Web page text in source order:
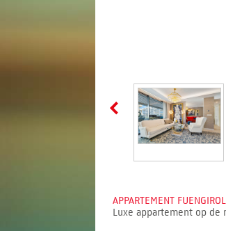
APPARTEMENT
Luxe appartement op de